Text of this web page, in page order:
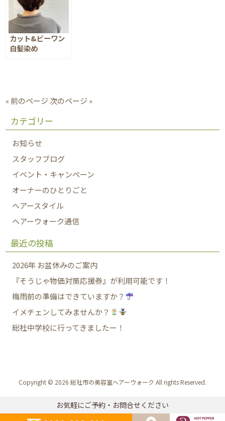
カット&ビーワン
白髪染め
« 前のページ 次のページ »
カテゴリー
お知らせ
スタッフブログ
イベント・キャンペーン
オーナーのひとりごと
ヘアースタイル
ヘアーウォーク通信
最近の投稿
2026年 お盆休みのご案内
『そうじゃ物価対策応援券』が利用可能です！
梅雨前の準備はできていますか？
イメチェンしてみませんか？
総社中学校に行ってきましたー！
Copyright © 2026 総社市の美容室ヘアーウォーク All rights Reserved.
お気軽にご予約・お問合せください